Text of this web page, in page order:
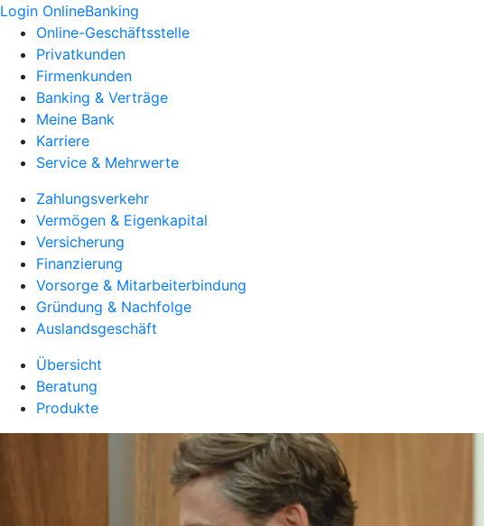
Login OnlineBanking
Online-Geschäftsstelle
Privatkunden
Firmenkunden
Banking & Verträge
Meine Bank
Karriere
Service & Mehrwerte
Zahlungsverkehr
Vermögen & Eigenkapital
Versicherung
Finanzierung
Vorsorge & Mitarbeiterbindung
Gründung & Nachfolge
Auslandsgeschäft
Übersicht
Beratung
Produkte